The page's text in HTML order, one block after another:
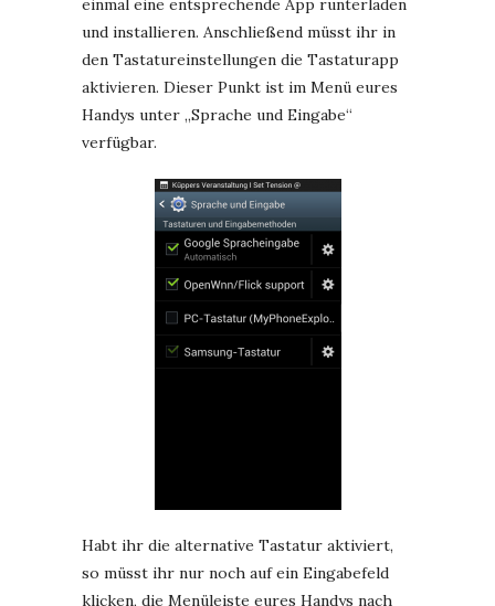
einmal eine entsprechende App runterladen
und installieren. Anschließend müsst ihr in
den Tastatureinstellungen die Tastaturapp
aktivieren. Dieser Punkt ist im Menü eures
Handys unter „Sprache und Eingabe“
verfügbar.
Habt ihr die alternative Tastatur aktiviert,
so müsst ihr nur noch auf ein Eingabefeld
klicken, die Menüleiste eures Handys nach